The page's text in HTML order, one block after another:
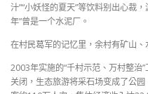
汁”“小妖怪的夏天”等饮料别出心裁
年”曾是一个水泥厂。
在村民葛军的记忆里，余村有矿山、
2003年实施的“千村示范、万村整治
关闭，生态旅游将采石场变成了公